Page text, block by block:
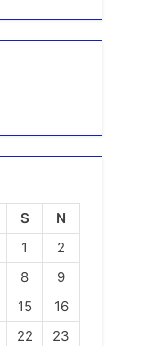
S
N
1
2
8
9
15
16
22
23